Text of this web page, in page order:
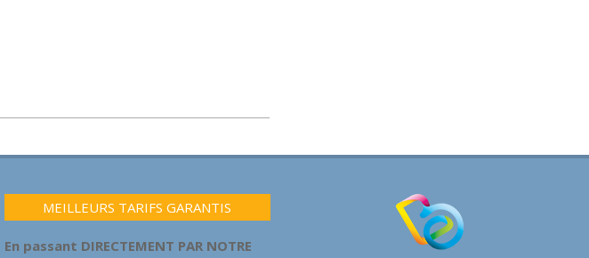
MEILLEURS TARIFS GARANTIS
En passant DIRECTEMENT PAR NOTRE